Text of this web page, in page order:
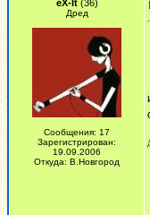
eX-It(36)
Дред
Сообщения: 17
Зарегистрирован:
19.09.2006
Откуда: В.Новгород